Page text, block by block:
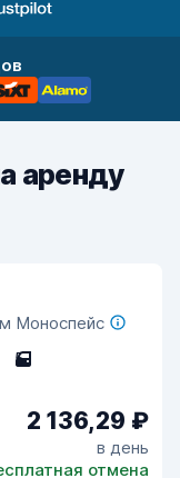
аренду
Моноспейс
5
2 136,29 ₽
в день
отмена